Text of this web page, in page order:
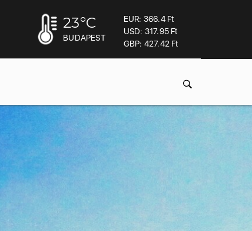
23°C
BUDAPEST
EUR: 366.4 Ft
USD: 317.95 Ft
GBP: 427.42 Ft